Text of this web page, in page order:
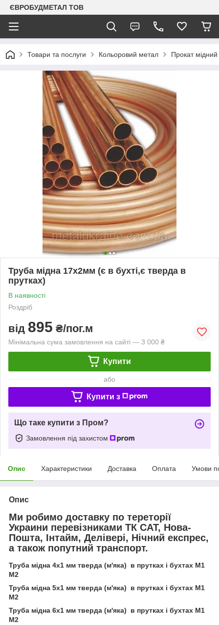
ЄВРОБУДМЕТАЛ ТОВ
Товари та послуги Кольоровий метал Прокат мідний
Труба мідна 17х2мм (є в бухті,є тверда в
прутках)
В наявності
Роздріб
від 895 ₴/пог.м
Мінімальна сума замовлення на сайті — 3 000 ₴
Купити
або
Купити з
Що таке купити з Пром?
Замовлення під захистом
Опис Характеристики Доставка Оплата Умови
Опис
Ми робимо доставку по тереторії
Украини перевізниками ТК САТ, Нова-
Пошта, Інтайм, Делівері, Нічний експрес,
а також попутний транспорт.
Труба мідна 4х1 мм тверда (м'яка) в прутках і бухтах М1
М2
Труба мідна 5х1 мм тверда (м'яка) в прутках і бухтах М1
М2
Труба мідна 6х1 мм тверда (м'яка) в прутках і бухтах М1
М2